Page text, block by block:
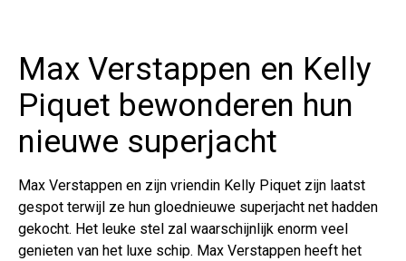
Max Verstappen en Kelly
Piquet bewonderen hun
nieuwe superjacht
Max Verstappen en zijn vriendin Kelly Piquet zijn laatst
gespot terwijl ze hun gloednieuwe superjacht net hadden
gekocht. Het leuke stel zal waarschijnlijk enorm veel
genieten van het luxe schip. Max Verstappen heeft het